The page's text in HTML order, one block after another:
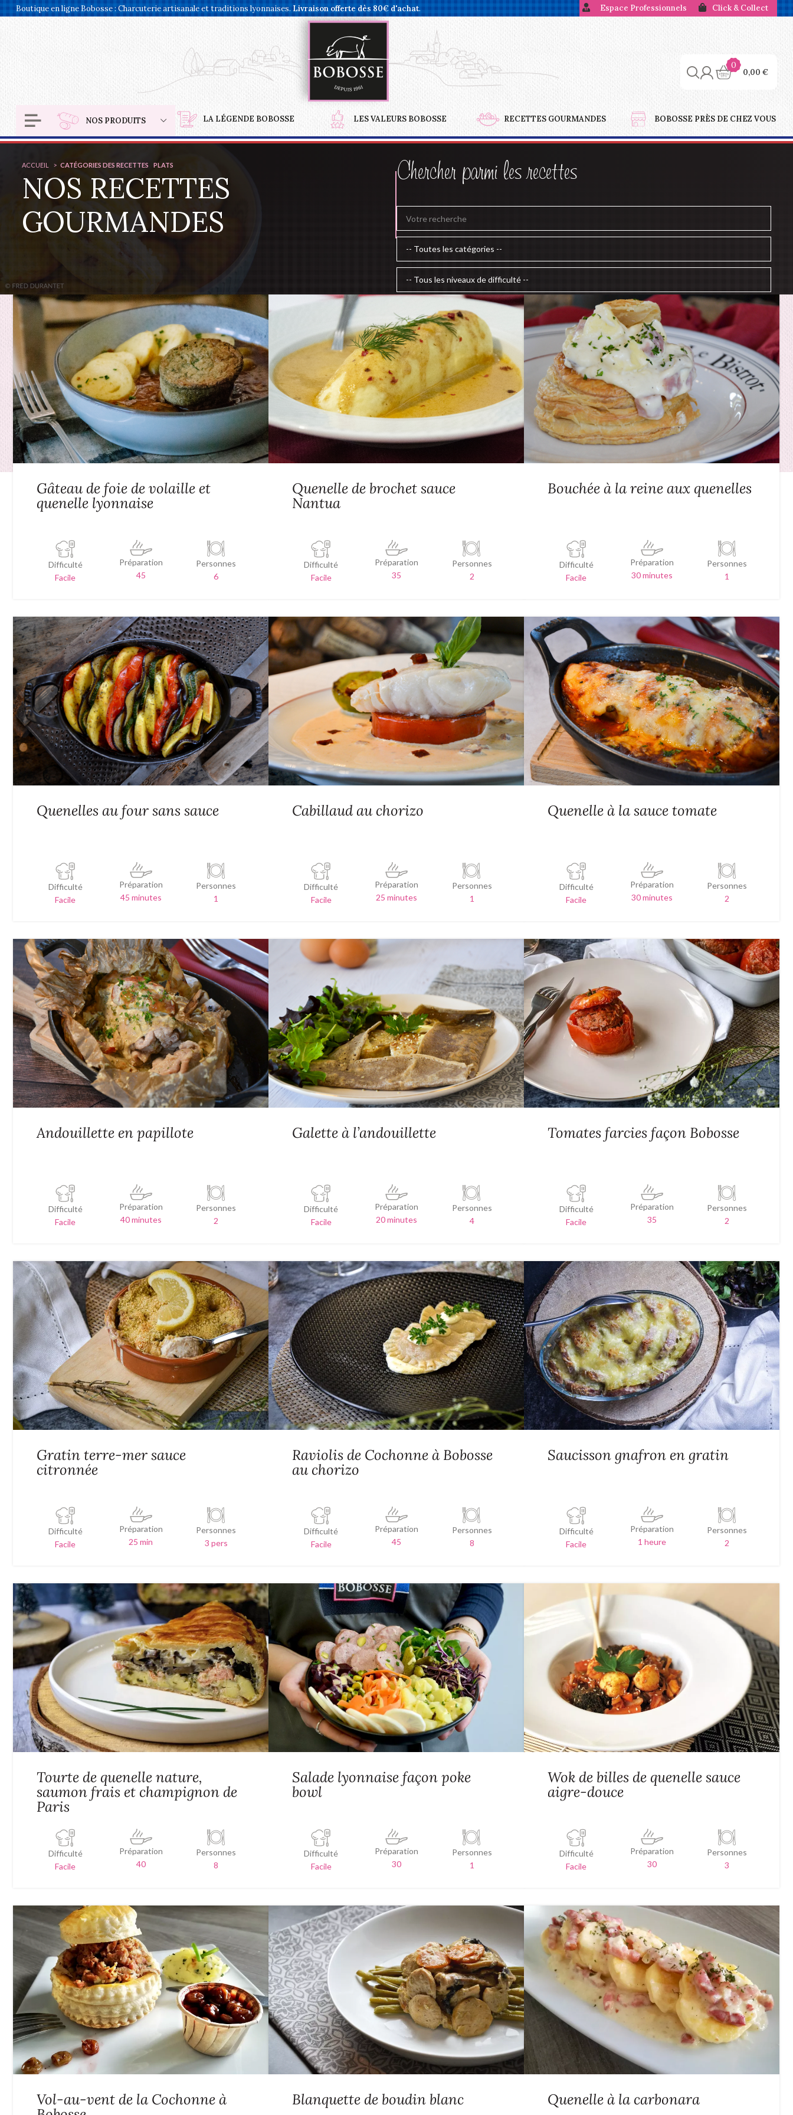
Boutique en ligne Bobosse : Charcuterie artisanale et traditions lyonnaises. Livraison offerte dès 80€ d'achat. Espace Professionnels Click & Collect
0
0,00 €
NOS PRODUITS LA LÉGENDE BOBOSSE LES VALEURS BOBOSSE RECETTES GOURMANDES BOBOSSE PRÈS DE CHEZ VOUS
ACCUEIL CATÉGORIES DES RECETTES PLATS
NOS RECETTES
GOURMANDES
Chercher parmi les recettes
Gâteau de foie de volaille et
quenelle lyonnaise
Difficulté
Facile
Préparation
45
Personnes
6
Quenelle de brochet sauce
Nantua
Difficulté
Facile
Préparation
35
Personnes
2
Bouchée à la reine aux quenelles
Difficulté
Facile
Préparation
30 minutes
Personnes
1
Quenelles au four sans sauce
Difficulté
Facile
Préparation
45 minutes
Personnes
1
Cabillaud au chorizo
Difficulté
Facile
Préparation
25 minutes
Personnes
1
Quenelle à la sauce tomate
Difficulté
Facile
Préparation
30 minutes
Personnes
2
Andouillette en papillote
Difficulté
Facile
Préparation
40 minutes
Personnes
2
Galette à l’andouillette
Difficulté
Facile
Préparation
20 minutes
Personnes
4
Tomates farcies façon Bobosse
Difficulté
Facile
Préparation
35
Personnes
2
Gratin terre-mer sauce
citronnée
Difficulté
Facile
Préparation
25 min
Personnes
3 pers
Raviolis de Cochonne à Bobosse
au chorizo
Difficulté
Facile
Préparation
45
Personnes
8
Saucisson gnafron en gratin
Difficulté
Facile
Préparation
1 heure
Personnes
2
Tourte de quenelle nature,
saumon frais et champignon de
Paris
Difficulté
Facile
Préparation
40
Personnes
8
Salade lyonnaise façon poke
bowl
Difficulté
Facile
Préparation
30
Personnes
1
Wok de billes de quenelle sauce
aigre-douce
Difficulté
Facile
Préparation
30
Personnes
3
Vol-au-vent de la Cochonne à
Blanquette de boudin blanc Quenelle à la carbonara
Panneau de gestion des cookies